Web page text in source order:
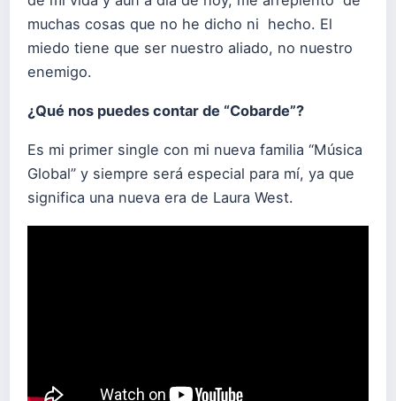
muchas cosas que no he dicho ni hecho. El
miedo tiene que ser nuestro aliado, no nuestro
enemigo.
¿Qué nos puedes contar de “Cobarde”?
Es mi primer single con mi nueva familia “Música
Global” y siempre será especial para mí, ya que
significa una nueva era de Laura West.